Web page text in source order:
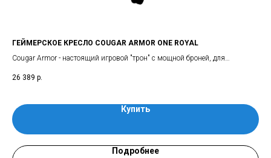
ГЕЙМЕРСКОЕ КРЕСЛО COUGAR ARMOR ONE ROYAL
Cougar Armor - настоящий игровой "трон" с мощной броней, для
26 389 р.
Купить
Подробнее